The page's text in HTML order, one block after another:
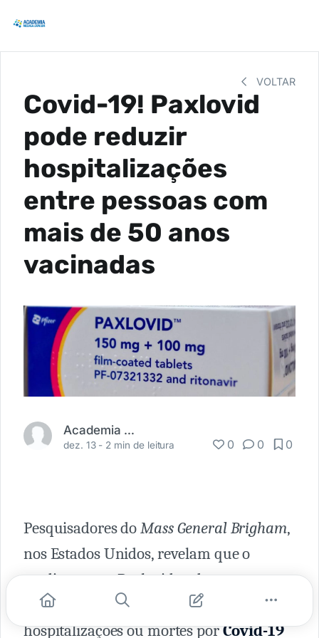
VOLTAR
Covid-19! Paxlovid
pode reduzir
hospitalizações
entre pessoas com
mais de 50 anos
vacinadas
Academia Médica
dez. 13 - 2 min de leitura 0 0 0
Pesquisadores doMass General Brigham,
nos Estados Unidos, revelam que o
medicamento Paxlovid pode ser
associado a uma redução de 44% nas
hospitalizações ou mortes porCovid-19